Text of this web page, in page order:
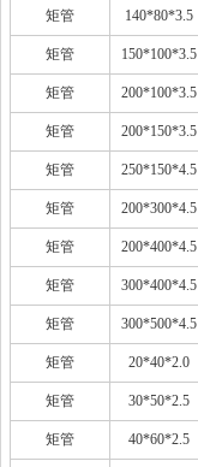
矩管 140*80*3.5
矩管 150*100*3.5
矩管 200*100*3.5
矩管 200*150*3.5
矩管 250*150*4.5
矩管 200*300*4.5
矩管 200*400*4.5
矩管 300*400*4.5
矩管 300*500*4.5
矩管 20*40*2.0
矩管 30*50*2.5
矩管 40*60*2.5